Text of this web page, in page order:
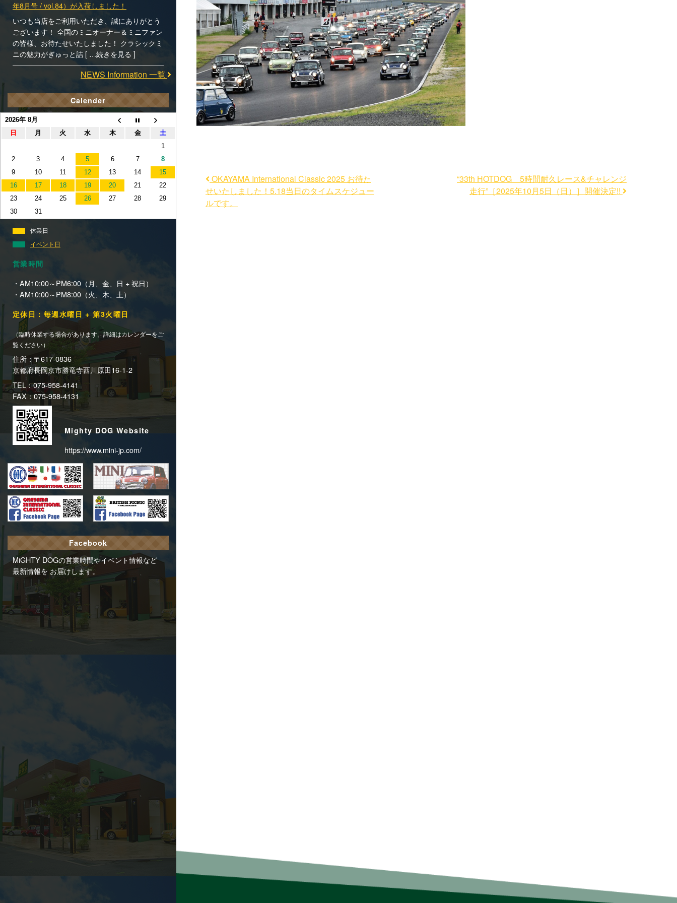
年8月号 / vol.84）が入荷しました！
いつも当店をご利用いただき、誠にありがとう
ございます！ 全国のミニオーナー＆ミニファン
の皆様、お待たせいたしました！ クラシックミ
ニの魅力がぎゅっと詰 [ …続きを見る ]
NEWS Information 一覧
Calender
2026年 8月
日
月 火 水 木 金
土
1
2
3 4 5 6 7
8
9
10 11 12 13 14
15
16
17 18 19 20 21
22
23
24 25 26 27 28
29
30
31
休業日
イベント日
営業時間
・AM10:00～PM6:00（月、金、日 + 祝日）
・AM10:00～PM8:00（火、木、土）
定休日：毎週水曜日 + 第3火曜日
（臨時休業する場合があります。詳細はカレンダーをご
覧ください）
住所：〒617-0836
京都府長岡京市勝竜寺西川原田16-1-2
TEL：075-958-4141
FAX：075-958-4131
Mighty DOG Website
https://www.mini-jp.com/
Facebook
MiGHTY DOGの営業時間やイベント情報など
最新情報を お届けします。
OKAYAMA International Classic 2025 お待た
せいたしました！5.18当日のタイムスケジュー
ルです。
“33th HOTDOG 5時間耐久レース&チャレンジ
走行”［2025年10月5日（日）］開催決定!!